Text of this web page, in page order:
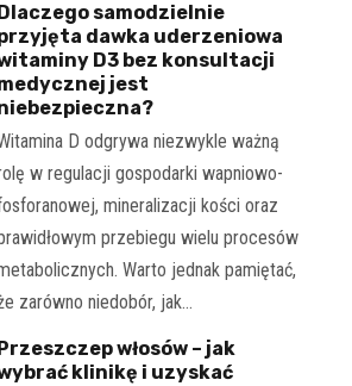
Dlaczego samodzielnie
dawka uderzeniowa
D3 bez konsultacji
jest
D odgrywa niezwykle ważną
w regulacji gospodarki wapniowo-
mineralizacji kości oraz
przebiegu wielu procesów
Warto jednak pamiętać,
zarówno niedobór, jak…
Przeszczep włosów – jak
klinikę i uzyskać